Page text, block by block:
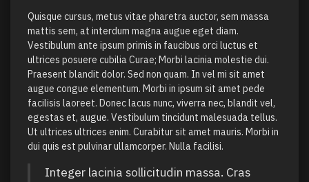
Quisque cursus, metus vitae pharetra auctor, sem massa
mattis sem, at interdum magna augue eget diam.
Vestibulum ante ipsum primis in faucibus orci luctus et
ultrices posuere cubilia Curae; Morbi lacinia molestie dui.
Praesent blandit dolor. Sed non quam. In vel mi sit amet
augue congue elementum. Morbi in ipsum sit amet pede
facilisis laoreet. Donec lacus nunc, viverra nec, blandit vel,
egestas et, augue. Vestibulum tincidunt malesuada tellus.
Ut ultrices ultrices enim. Curabitur sit amet mauris. Morbi in
dui quis est pulvinar ullamcorper. Nulla facilisi.
Integer lacinia sollicitudin massa. Cras